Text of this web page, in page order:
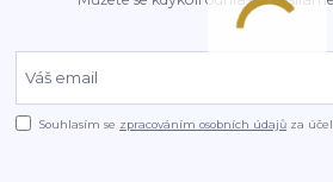
Souhlasím se zpracováním osobních údajů za